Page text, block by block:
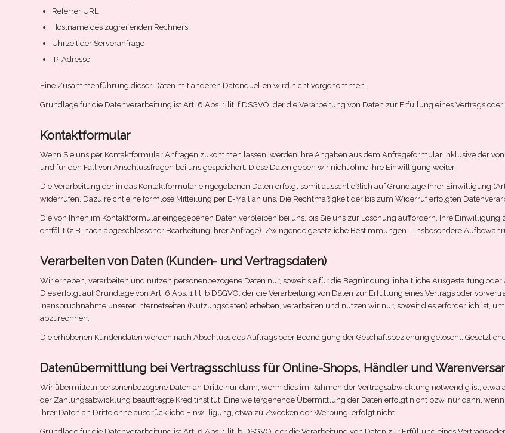
Referrer URL
Hostname des zugreifenden Rechners
Uhrzeit der Serveranfrage
IP-Adresse
Eine Zusammenführung dieser Daten mit anderen Datenquellen wird nicht vorgenommen.
Grundlage für die Datenverarbeitung ist Art. 6 Abs. 1 lit. f DSGVO, der die Verarbeitung von Daten zur Erfüllung eines Vertrags
Kontaktformular
Wenn Sie uns per Kontaktformular Anfragen zukommen lassen, werden Ihre Angaben aus dem Anfrageformular inklusive der
und für den Fall von Anschlussfragen bei uns gespeichert. Diese Daten geben wir nicht ohne Ihre Einwilligung weiter.
Die Verarbeitung der in das Kontaktformular eingegebenen Daten erfolgt somit ausschließlich auf Grundlage Ihrer Einwilligung
widerrufen. Dazu reicht eine formlose Mitteilung per E-Mail an uns. Die Rechtmäßigkeit der bis zum Widerruf erfolgten
Die von Ihnen im Kontaktformular eingegebenen Daten verbleiben bei uns, bis Sie uns zur Löschung auffordern, Ihre
entfällt (z.B. nach abgeschlossener Bearbeitung Ihrer Anfrage). Zwingende gesetzliche Bestimmungen – insbesondere
Verarbeiten von Daten (Kunden- und Vertragsdaten)
Wir erheben, verarbeiten und nutzen personenbezogene Daten nur, soweit sie für die Begründung, inhaltliche Ausgestaltung
Dies erfolgt auf Grundlage von Art. 6 Abs. 1 lit. b DSGVO, der die Verarbeitung von Daten zur Erfüllung eines Vertrags oder
Inanspruchnahme unserer Internetseiten (Nutzungsdaten) erheben, verarbeiten und nutzen wir nur, soweit dies erforderlich ist,
abzurechnen.
Die erhobenen Kundendaten werden nach Abschluss des Auftrags oder Beendigung der Geschäftsbeziehung gelöscht.
Datenübermittlung bei Vertragsschluss für Online-Shops, Händler und
Wir übermitteln personenbezogene Daten an Dritte nur dann, wenn dies im Rahmen der Vertragsabwicklung notwendig ist,
der Zahlungsabwicklung beauftragte Kreditinstitut. Eine weitergehende Übermittlung der Daten erfolgt nicht bzw. nur dann,
Ihrer Daten an Dritte ohne ausdrückliche Einwilligung, etwa zu Zwecken der Werbung, erfolgt nicht.